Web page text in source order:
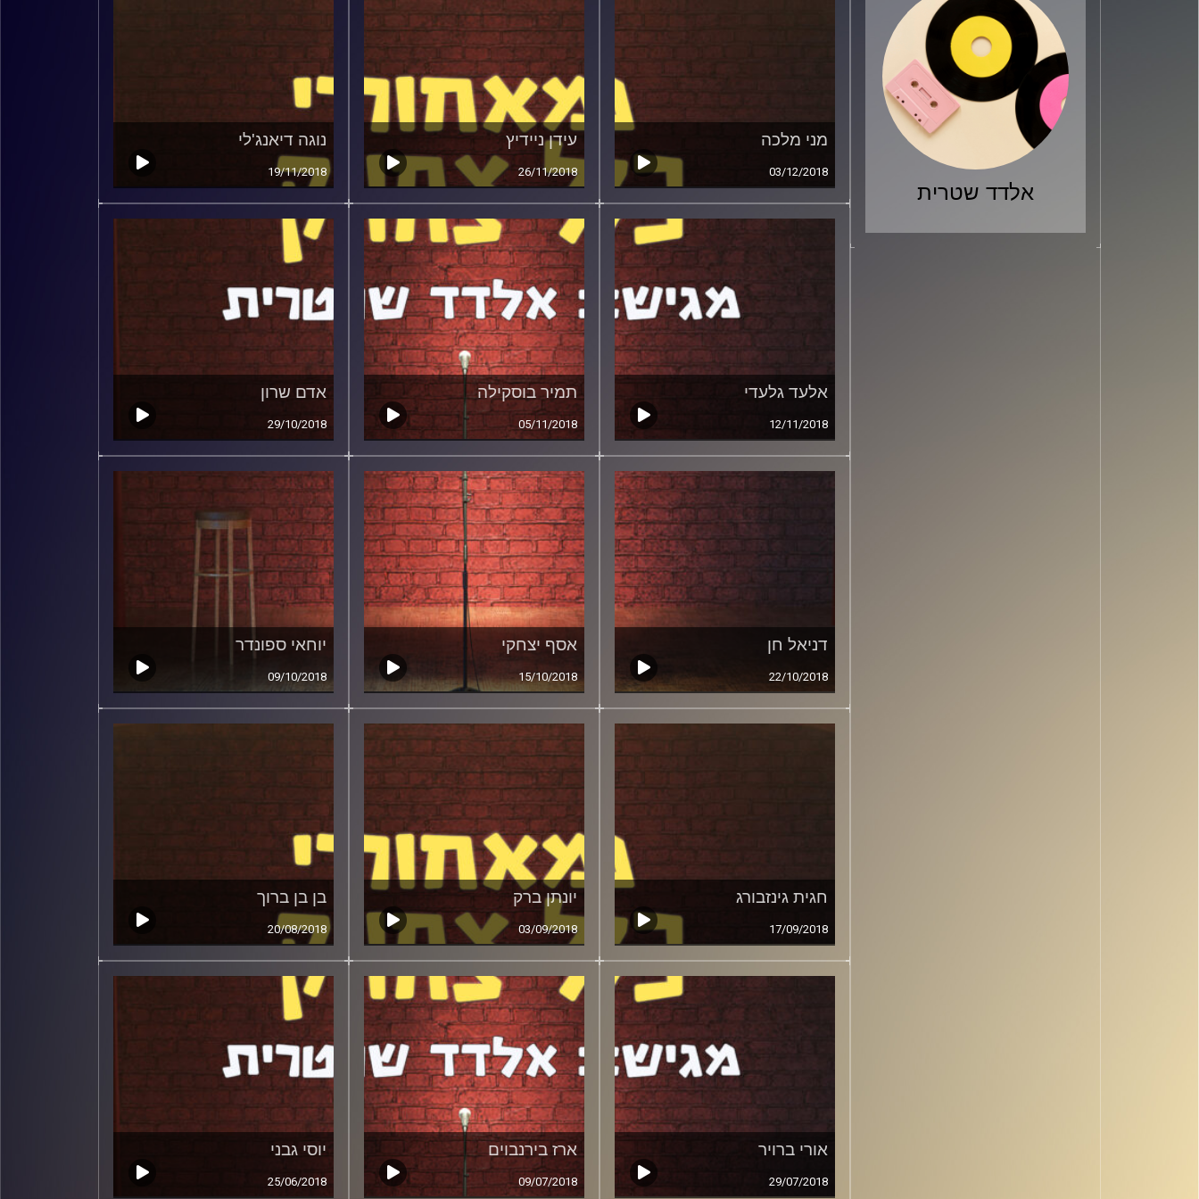
אלדד שטרית
מני מלכה
03/12/2018
עידן ניידיץ
26/11/2018
נוגה דיאנג'לי
19/11/2018
אלעד גלעדי
12/11/2018
תמיר בוסקילה
05/11/2018
אדם שרון
29/10/2018
דניאל חן
22/10/2018
אסף יצחקי
15/10/2018
יוחאי ספונדר
09/10/2018
חגית גינזבורג
17/09/2018
יונתן ברק
03/09/2018
בן בן ברוך
20/08/2018
אורי ברויר
29/07/2018
ארז בירנבוים
09/07/2018
יוסי גבני
25/06/2018